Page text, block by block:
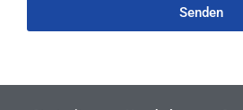
Senden